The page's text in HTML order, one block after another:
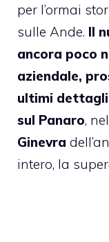
per l’ormai
sulle Ande. Il
ancora poco
aziendale,
ultimi dettagli
sul Panaro,
Ginevra
intero, la